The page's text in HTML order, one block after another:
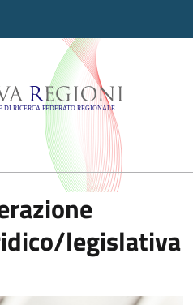
-
legislativa